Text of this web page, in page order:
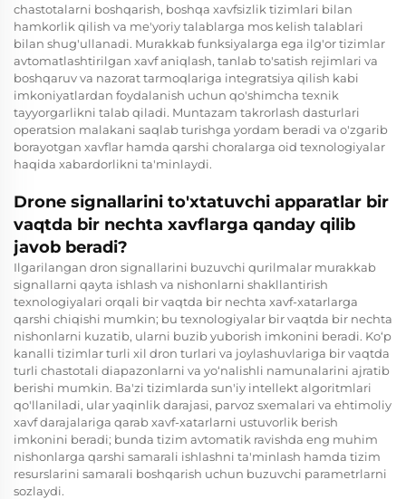
chastotalarni boshqarish, boshqa xavfsizlik tizimlari bilan
hamkorlik qilish va me'yoriy talablarga mos kelish talablari
bilan shug'ullanadi. Murakkab funksiyalarga ega ilg'or tizimlar
avtomatlashtirilgan xavf aniqlash, tanlab to'satish rejimlari va
boshqaruv va nazorat tarmoqlariga integratsiya qilish kabi
imkoniyatlardan foydalanish uchun qo'shimcha texnik
tayyorgarlikni talab qiladi. Muntazam takrorlash dasturlari
operatsion malakani saqlab turishga yordam beradi va o'zgarib
borayotgan xavflar hamda qarshi choralarga oid texnologiyalar
haqida xabardorlikni ta'minlaydi.
Drone signallarini to'xtatuvchi apparatlar bir
vaqtda bir nechta xavflarga qanday qilib
javob beradi?
Ilgarilangan dron signallarini buzuvchi qurilmalar murakkab
signallarni qayta ishlash va nishonlarni shakllantirish
texnologiyalari orqali bir vaqtda bir nechta xavf-xatarlarga
qarshi chiqishi mumkin; bu texnologiyalar bir vaqtda bir nechta
nishonlarni kuzatib, ularni buzib yuborish imkonini beradi. Ko‘p
kanalli tizimlar turli xil dron turlari va joylashuvlariga bir vaqtda
turli chastotali diapazonlarni va yo‘nalishli namunalarini ajratib
berishi mumkin. Ba'zi tizimlarda sun'iy intellekt algoritmlari
qo'llaniladi, ular yaqinlik darajasi, parvoz sxemalari va ehtimoliy
xavf darajalariga qarab xavf-xatarlarni ustuvorlik berish
imkonini beradi; bunda tizim avtomatik ravishda eng muhim
nishonlarga qarshi samarali ishlashni ta'minlash hamda tizim
resurslarini samarali boshqarish uchun buzuvchi parametrlarni
sozlaydi.